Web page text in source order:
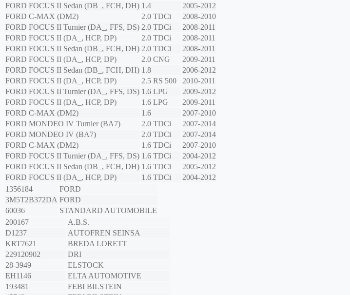
FORD FOCUS II Sedan (DB_, FCH, DH) 1.4
2005-2012
FORD C-MAX (DM2) 2.0 TDCi
2008-2010
FORD FOCUS II Turnier (DA_, FFS, DS) 2.0 TDCi
2008-2011
FORD FOCUS II (DA_, HCP, DP) 2.0 TDCi
2008-2011
FORD FOCUS II Sedan (DB_, FCH, DH) 2.0 TDCi
2008-2011
FORD FOCUS II (DA_, HCP, DP) 2.0 CNG
2009-2011
FORD FOCUS II Sedan (DB_, FCH, DH) 1.8
2006-2012
FORD FOCUS II (DA_, HCP, DP) 2.5 RS 500
2010-2011
FORD FOCUS II Turnier (DA_, FFS, DS) 1.6 LPG
2009-2012
FORD FOCUS II (DA_, HCP, DP) 1.6 LPG
2009-2011
FORD C-MAX (DM2) 1.6
2007-2010
FORD MONDEO IV Turnier (BA7) 2.0 TDCi
2007-2014
FORD MONDEO IV (BA7) 2.0 TDCi
2007-2014
FORD C-MAX (DM2) 1.6 TDCi
2007-2010
FORD FOCUS II Turnier (DA_, FFS, DS) 1.6 TDCi
2004-2012
FORD FOCUS II Sedan (DB_, FCH, DH) 1.6 TDCi
2005-2012
FORD FOCUS II (DA_, HCP, DP) 1.6 TDCi
2004-2012
1356184
FORD
3M5T2B372DA FORD
60036
STANDARD AUTOMOBILE
200167
A.B.S.
D1237
AUTOFREN SEINSA
KRT7621
BREDA LORETT
229120902
DRI
28-3949
ELSTOCK
EH1146
ELTA AUTOMOTIVE
193481
FEBI BILSTEIN